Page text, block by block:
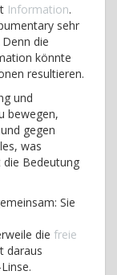
Information.
sehr
die
könnte
resultieren.
und
bewegen,
gegen
was
Bedeutung
Sie
die freie
daraus